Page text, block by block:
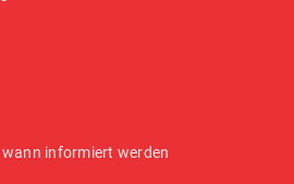
wann informiert werden